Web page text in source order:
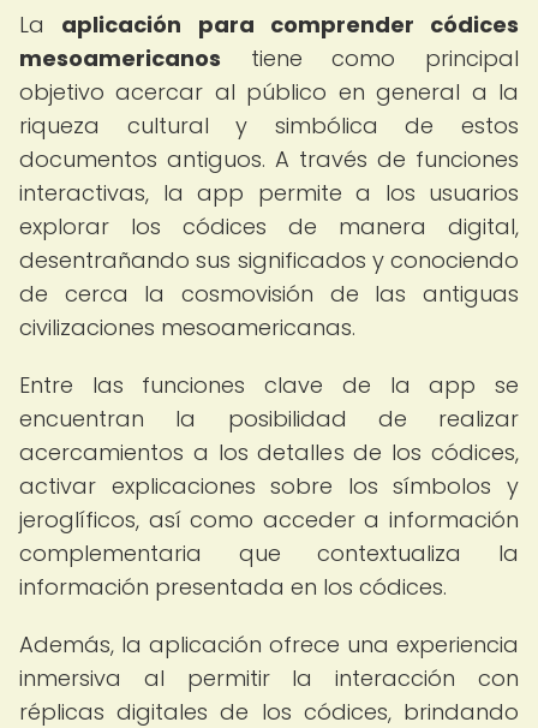
La aplicación para comprender códices
mesoamericanos tiene como principal
objetivo acercar al público en general a la
riqueza cultural y simbólica de estos
documentos antiguos. A través de funciones
interactivas, la app permite a los usuarios
explorar los códices de manera digital,
desentrañando sus significados y conociendo
de cerca la cosmovisión de las antiguas
civilizaciones mesoamericanas.
Entre las funciones clave de la app se
encuentran la posibilidad de realizar
acercamientos a los detalles de los códices,
activar explicaciones sobre los símbolos y
jeroglíficos, así como acceder a información
complementaria que contextualiza la
información presentada en los códices.
Además, la aplicación ofrece una experiencia
inmersiva al permitir la interacción con
réplicas digitales de los códices, brindando